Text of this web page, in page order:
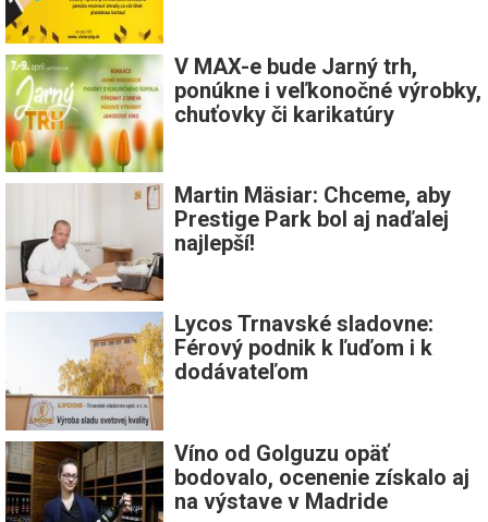
V MAX-e bude Jarný trh,
ponúkne i veľkonočné výrobky,
chuťovky či karikatúry
Martin Mäsiar: Chceme, aby
Prestige Park bol aj naďalej
najlepší!
Lycos Trnavské sladovne:
Férový podnik k ľuďom i k
dodávateľom
Víno od Golguzu opäť
bodovalo, ocenenie získalo aj
na výstave v Madride